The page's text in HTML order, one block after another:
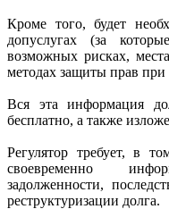
Кроме того, будет
допуслугах (за
возможных рисках,
методах защиты прав при
Вся эта информация
бесплатно, а также
Регулятор требует, в
своевременно
задолженности,
реструктуризации долга.